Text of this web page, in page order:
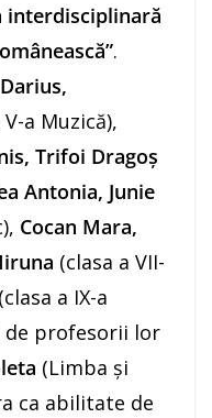
interdisciplinară
.
a Muzică),
Trifoi Dragoş
Antonia, Junie
Cocan Mara,
(clasa a VII-
(clasa a IX-a
de profesorii lor
(Limba și
ca abilitate de